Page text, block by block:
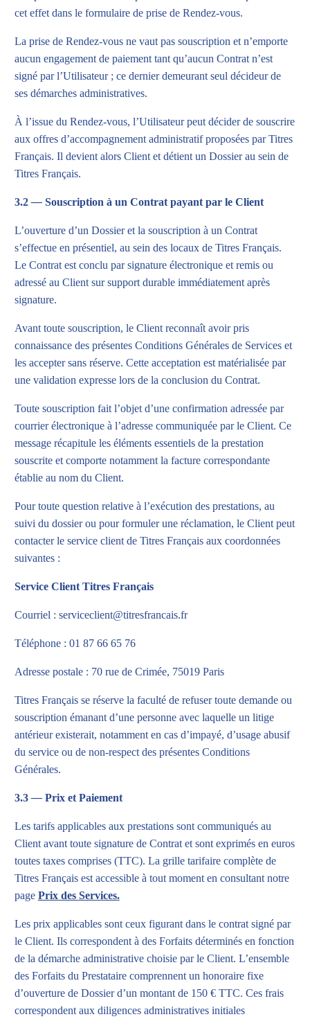
cet effet dans le formulaire de prise de Rendez-vous.
La prise de Rendez-vous ne vaut pas souscription et n’emporte
aucun engagement de paiement tant qu’aucun Contrat n’est
signé par l’Utilisateur ; ce dernier demeurant seul décideur de
ses démarches administratives.
À l’issue du Rendez-vous, l’Utilisateur peut décider de souscrire
aux offres d’accompagnement administratif proposées par Titres
Français. Il devient alors Client et détient un Dossier au sein de
Titres Français.
3.2—Souscription à un Contrat payant par le Client
L’ouverture d’un Dossier et la souscription à un Contrat
s’effectue en présentiel, au sein des locaux de Titres Français.
Le Contrat est conclu par signature électronique et remis ou
adressé au Client sur support durable immédiatement après
signature.
Avant toute souscription, le Client reconnaît avoir pris
connaissance des présentes Conditions Générales de Services et
les accepter sans réserve. Cette acceptation est matérialisée par
une validation expresse lors de la conclusion du Contrat.
Toute souscription fait l’objet d’une confirmation adressée par
courrier électronique à l’adresse communiquée par le Client. Ce
message récapitule les éléments essentiels de la prestation
souscrite et comporte notamment la facture correspondante
établie au nom du Client.
Pour toute question relative à l’exécution des prestations, au
suivi du dossier ou pour formuler une réclamation, le Client peut
contacter le service client de Titres Français aux coordonnées
suivantes :
Service Client Titres Français
Courriel : serviceclient@titresfrancais.fr
Téléphone : 01 87 66 65 76
Adresse postale : 70 rue de Crimée, 75019 Paris
Titres Français se réserve la faculté de refuser toute demande ou
souscription émanant d’une personne avec laquelle un litige
antérieur existerait, notamment en cas d’impayé, d’usage abusif
du service ou de non-respect des présentes Conditions
Générales.
3.3—Prix et Paiement
Les tarifs applicables aux prestations sont communiqués au
Client avant toute signature de Contrat et sont exprimés en euros
toutes taxes comprises (TTC). La grille tarifaire complète de
Titres Français est accessible à tout moment en consultant notre
page Prix des Services.
Les prix applicables sont ceux figurant dans le contrat signé par
le Client. Ils correspondent à des Forfaits déterminés en fonction
de la démarche administrative choisie par le Client. L’ensemble
des Forfaits du Prestataire comprennent un honoraire fixe
d’ouverture de Dossier d’un montant de 150 € TTC. Ces frais
correspondent aux diligences administratives initiales